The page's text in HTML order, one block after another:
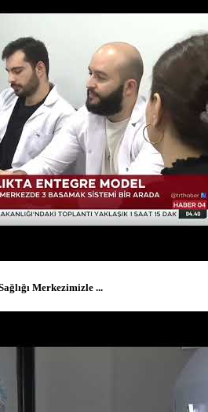
Merkezimizle ...